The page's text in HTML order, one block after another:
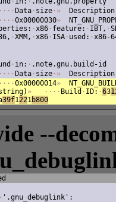
· · · · Data · size · » Description
· · · ·0x00000030»
·x86 · feature: · IBT, ·
·XMM, ·x86 · ISA · used: ·x86-
· in: · .note.gnu.build-id
· · · · Data · size · » Description
· · · ·0x00000014»
» · · · · Build · ID: ·63
39f1221b800
--
· '.gnu_debuglink':